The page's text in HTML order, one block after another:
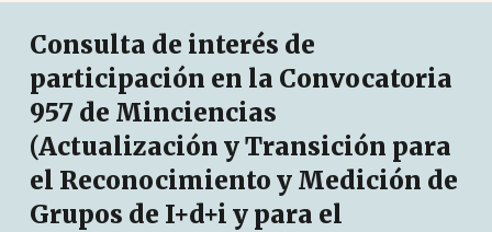
Consulta de interés de
participación en la Convocatoria
957 de Minciencias
(Actualización y Transición para
el Reconocimiento y Medición de
Grupos de I+d+i y para el